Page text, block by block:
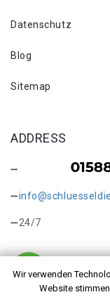
Wir verwenden
Website
Datenschutz
Blog
Sitemap
ADDRESS
24/7